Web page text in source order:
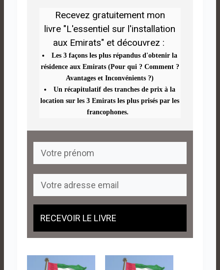
Recevez gratuitementmon
livre "L'essentiel sur l'installation
aux Emirats" et découvrez :
Les 3 façons les plus répandus d'obtenir la
résidence aux Emirats (Pour qui ? Comment ?
Avantages et Inconvénients ?)
Un récapitulatif des tranches de prix à la
location sur les 3 Emirats les plus prisés par les
francophones.
RECEVOIR LE LIVRE